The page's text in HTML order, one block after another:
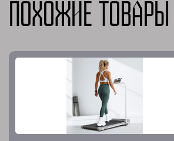
Похожие товары